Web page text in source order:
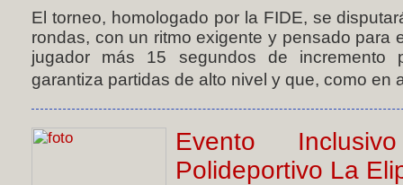
El torneo, homologado por la FIDE, se
rondas, con un ritmo exigente y pensado para
jugador más 15 segundos de incremento
garantiza partidas de alto nivel y que, como en
Evento
Polideportivo La